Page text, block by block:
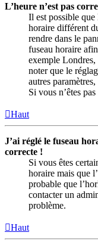
L’heure n’est pas
Il est possible que
horaire différent
rendre dans le
fuseau horaire
exemple
noter que le
autres
Si vous n’êtes
Haut
J’ai réglé le fuseau
correcte !
Si vous êtes
horaire mais que
probable que
contacter un
problème.
Haut